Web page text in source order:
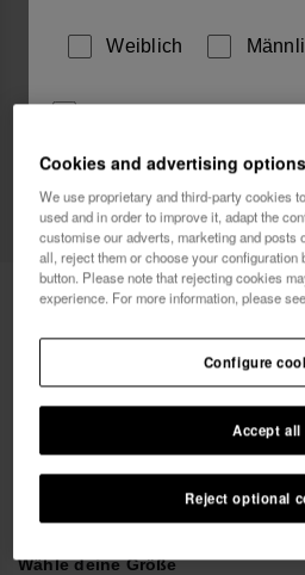
Havaianas Luna
Wähle deine Größe
Weiblich
und akzeptiert.
Ich möchte
Cookies and advertising options
We use proprietary and third-party cookies
used and in order to improve it, adapt the
customise our adverts, marketing and posts
all, reject them or choose your
button. Please note that rejecting cookies
experience. For more information, please
Reject optional
Accept all
Configure